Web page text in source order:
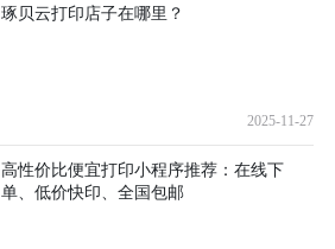
琢贝云打印店子在哪里？
2025-11-27
高性价比便宜打印小程序推荐：在线下
单、低价快印、全国包邮